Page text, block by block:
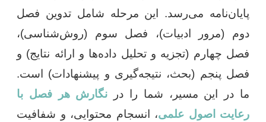
پایان‌نامه می‌رسد. این مرحله شامل تدوین فصل
دوم (مرور ادبیات)، فصل سوم (روش‌شناسی)،
فصل چهارم (تجزیه و تحلیل داده‌ها و ارائه نتایج) و
فصل پنجم (بحث، نتیجه‌گیری و پیشنهادات) است.
ما در این مسیر، شما را در نگارش هر فصل با
رعایت اصول علمی، انسجام محتوایی، و شفافیت